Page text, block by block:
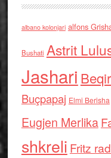
albano kolonjari alfons
Bushati Astrit
Jashari
Buçpapaj Elmi Berisha
Eugjen Merlika
shkreli Fritz